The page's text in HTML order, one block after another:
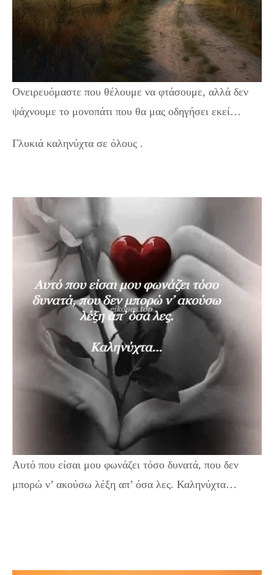
Ονειρευόμαστε που θέλουμε να φτάσουμε, αλλά δεν
ψάχνουμε το μονοπάτι που θα μας οδηγήσει εκεί…
Γλυκιά καληνύχτα σε όλους .
Αυτό που είσαι μου φωνάζει τόσο δυνατά, που δεν
μπορώ ν’ ακούσω λέξη απ’ όσα λες. Καληνύχτα…